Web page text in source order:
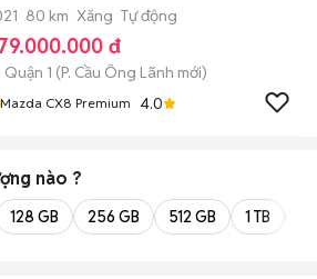
80 km Xăng Tự động
đ
Quận 1 (P. Cầu Ông Lãnh mới)
Mazda CX8 Premium 4.0
nào ?
128 GB 256 GB 512 GB 1 TB